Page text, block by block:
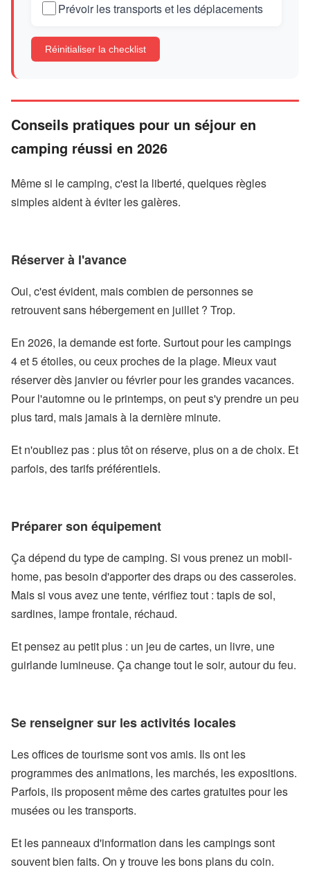
Prévoir les transports et les déplacements
Réinitialiser la checklist
Conseils pratiques pour un séjour en
camping réussi en 2026
Même si le camping, c'est la liberté, quelques règles
simples aident à éviter les galères.
Réserver à l'avance
Oui, c'est évident, mais combien de personnes se
retrouvent sans hébergement en juillet ? Trop.
En 2026, la demande est forte. Surtout pour les campings
4 et 5 étoiles, ou ceux proches de la plage. Mieux vaut
réserver dès janvier ou février pour les grandes vacances.
Pour l'automne ou le printemps, on peut s'y prendre un peu
plus tard, mais jamais à la dernière minute.
Et n'oubliez pas : plus tôt on réserve, plus on a de choix. Et
parfois, des tarifs préférentiels.
Préparer son équipement
Ça dépend du type de camping. Si vous prenez un mobil-
home, pas besoin d'apporter des draps ou des casseroles.
Mais si vous avez une tente, vérifiez tout : tapis de sol,
sardines, lampe frontale, réchaud.
Et pensez au petit plus : un jeu de cartes, un livre, une
guirlande lumineuse. Ça change tout le soir, autour du feu.
Se renseigner sur les activités locales
Les offices de tourisme sont vos amis. Ils ont les
programmes des animations, les marchés, les expositions.
Parfois, ils proposent même des cartes gratuites pour les
musées ou les transports.
Et les panneaux d'information dans les campings sont
souvent bien faits. On y trouve les bons plans du coin.